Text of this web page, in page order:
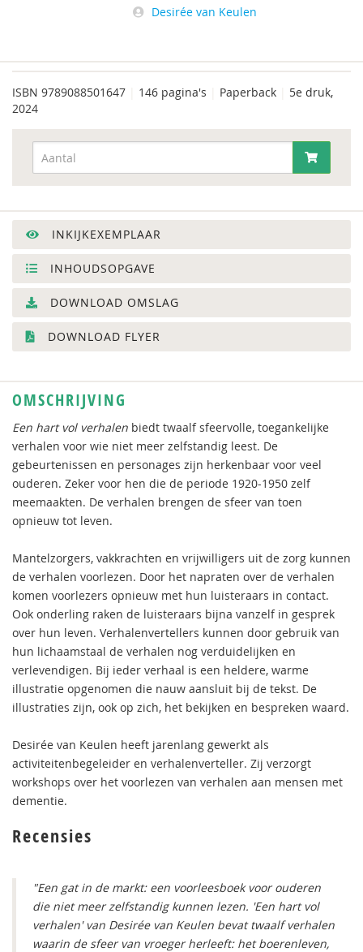
Desirée van Keulen
ISBN 9789088501647 146 pagina's Paperback
5e druk,
2024
INKIJKEXEMPLAAR
INHOUDSOPGAVE
DOWNLOAD OMSLAG
DOWNLOAD FLYER
OMSCHRIJVING
Een hart vol verhalen biedt twaalf sfeervolle, toegankelijke
verhalen voor wie niet meer zelfstandig leest. De
gebeurtenissen en personages zijn herkenbaar voor veel
ouderen. Zeker voor hen die de periode 1920-1950 zelf
meemaakten. De verhalen brengen de sfeer van toen
opnieuw tot leven.
Mantelzorgers, vakkrachten en vrijwilligers uit de zorg kunnen
de verhalen voorlezen. Door het napraten over de verhalen
komen voorlezers opnieuw met hun luisteraars in contact.
Ook onderling raken de luisteraars bijna vanzelf in gesprek
over hun leven. Verhalenvertellers kunnen door gebruik van
hun lichaamstaal de verhalen nog verduidelijken en
verlevendigen. Bij ieder verhaal is een heldere, warme
illustratie opgenomen die nauw aansluit bij de tekst. De
illustraties zijn, ook op zich, het bekijken en bespreken waard.
Desirée van Keulen heeft jarenlang gewerkt als
activiteitenbegeleider en verhalenverteller. Zij verzorgt
workshops over het voorlezen van verhalen aan mensen met
dementie.
Recensies
"Een gat in de markt: een voorleesboek voor ouderen
die niet meer zelfstandig kunnen lezen. 'Een hart vol
verhalen' van Desirée van Keulen bevat twaalf verhalen
waarin de sfeer van vroeger herleeft: het boerenleven,